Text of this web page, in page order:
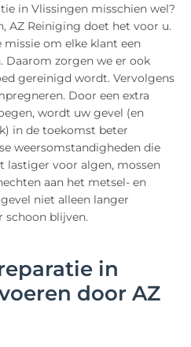
in Vlissingen misschien wel?
AZ Reiniging doet het voor u.
om elke klant een
Daarom zorgen we er ook
gereinigd wordt. Vervolgens
Door een extra
wordt uw gevel (en
in de toekomst beter
weersomstandigheden die
lastiger voor algen, mossen
aan het metsel- en
niet alleen langer
schoon blijven.
in
door AZ